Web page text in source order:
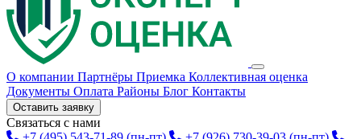
О компании Партнёры Приемка Коллективная оценка
Документы Оплата Районы Блог Контакты
Оставить заявку
Связаться с нами